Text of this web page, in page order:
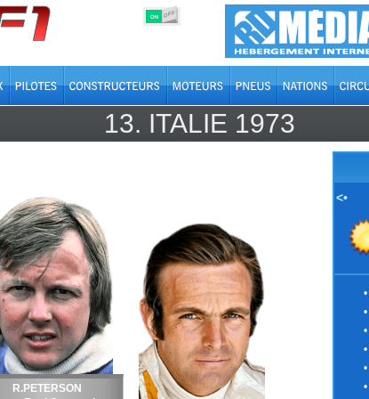
ON OFF
13. ITALIE 1973
R.PETERSON
<•
•
•
•
•
•
•